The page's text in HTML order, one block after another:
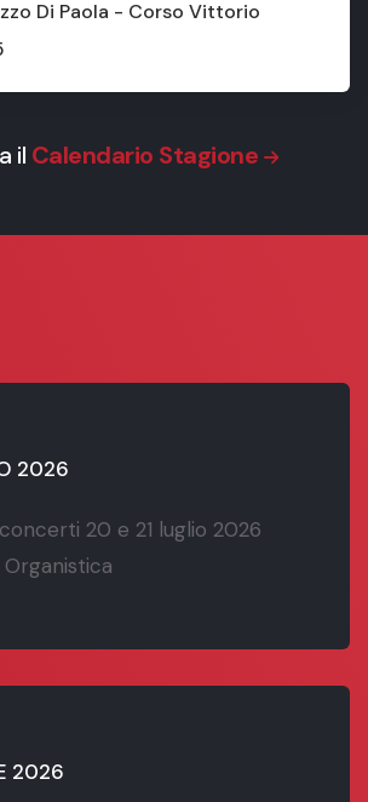
Di Paola - Corso Vittorio
il Calendario Stagione
2026
20 e 21 luglio 2026
Organistica
2026